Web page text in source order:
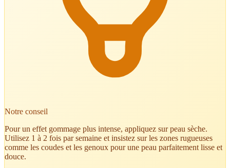
Notre conseil
Pour un effet gommage plus intense, appliquez sur peau sèche.
Utilisez 1 à 2 fois par semaine et insistez sur les zones rugueuses
comme les coudes et les genoux pour une peau parfaitement lisse et
douce.